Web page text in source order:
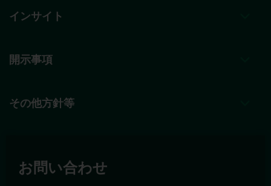
インサイト
開示事項
その他方針等
お問い合わせ